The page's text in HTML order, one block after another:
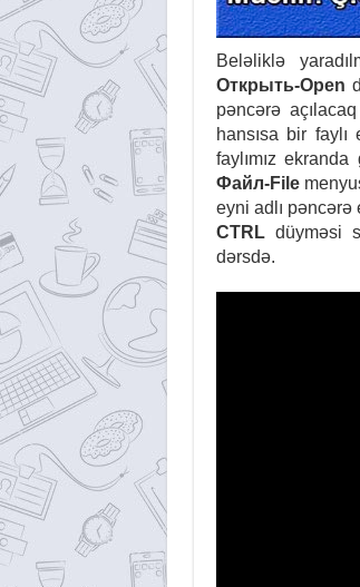
Beləliklə
Открыть-Open
pəncərə
hansısa bir
faylımız
Файл-File
eyni adlı
CTRL düyməsi
dərsdə.